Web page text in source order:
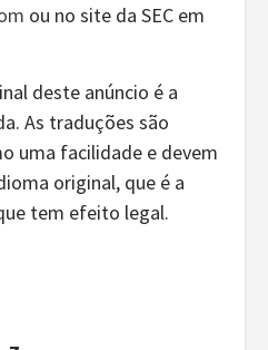
ou no site da SEC em
deste anúncio é a
As traduções são
uma facilidade e devem
original, que é a
tem efeito legal.